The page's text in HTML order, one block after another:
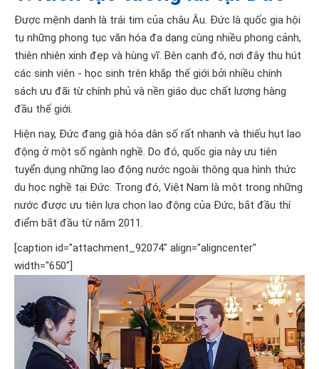
Được mệnh danh là trái tim của châu Âu. Đức là quốc gia hội
tụ những phong tục văn hóa đa dạng cùng nhiều phong cảnh,
thiên nhiên xinh đẹp và hùng vĩ. Bên cạnh đó, nơi đây thu hút
các sinh viên - học sinh trên khắp thế giới bởi nhiều chính
sách ưu đãi từ chính phủ và nền giáo dục chất lượng hàng
đầu thế giới.
Hiện nay, Đức đang già hóa dân số rất nhanh và thiếu hụt lao
động ở một số ngành nghề. Do đó, quốc gia này ưu tiên
tuyển dụng những lao động nước ngoài thông qua hình thức
du học nghề tại Đức. Trong đó, Việt Nam là một trong những
nước được ưu tiên lựa chọn lao động của Đức, bắt đầu thí
điểm bắt đầu từ năm 2011.
[caption id="attachment_92074" align="aligncenter"
width="650"]